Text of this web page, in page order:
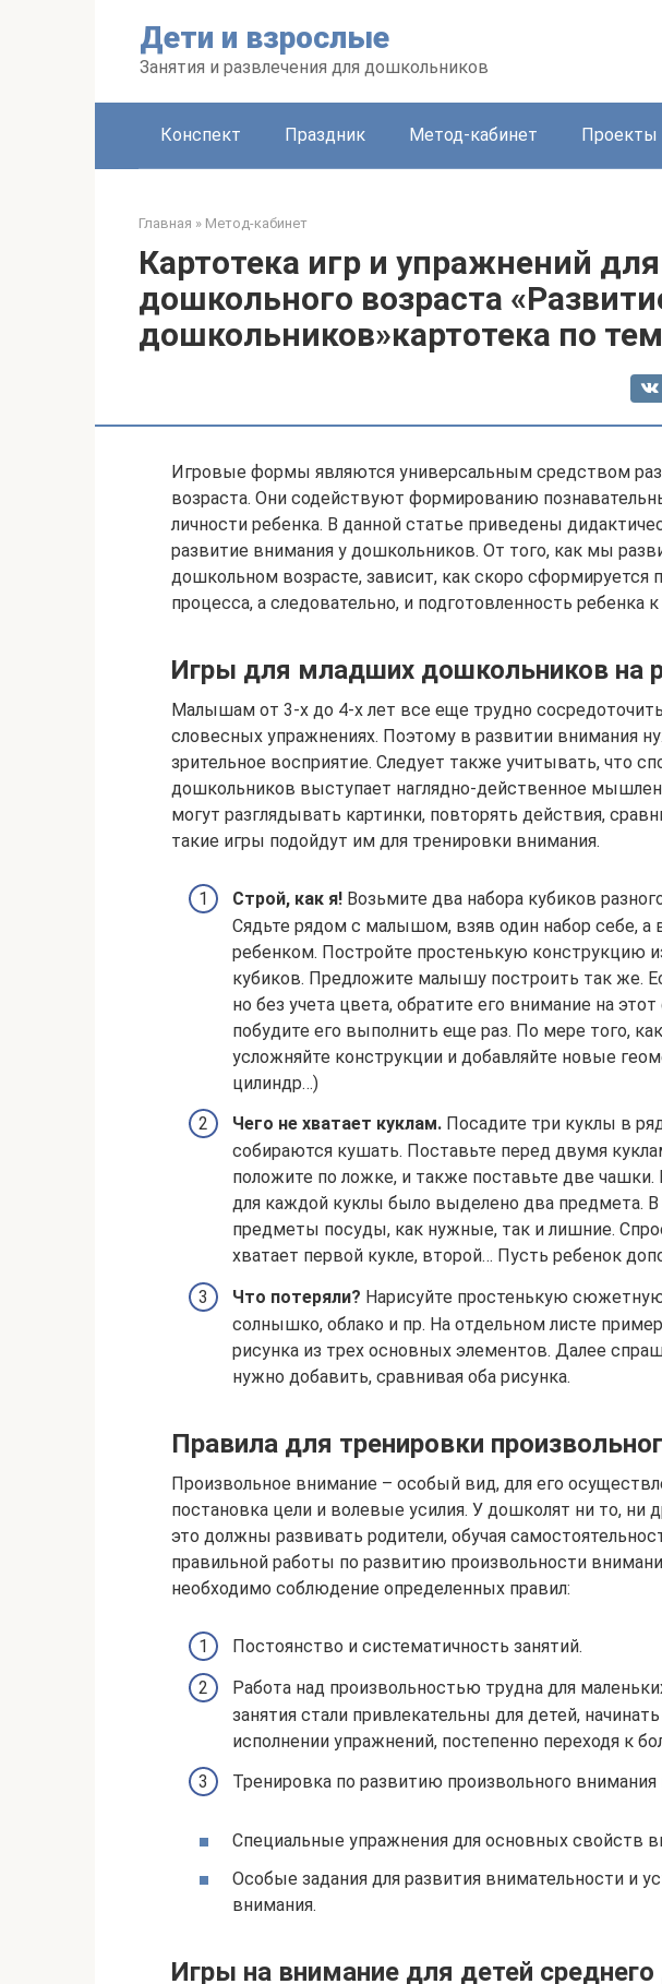
Дети и взрослые
Занятия и развлечения для дошкольников
Конспект Праздник Метод-кабинет Проекты
Главная » Метод-кабинет
Картотека игр и упражнений
дошкольного возраста
дошкольников»картотека по
Игровые формы являются универсальным средством
возраста. Они содействуют формированию
личности ребенка. В данной статье приведены
развитие внимания у дошкольников. От того, как мы
дошкольном возрасте, зависит, как скоро сформируется
процесса, а следовательно, и подготовленность ребенка
Игры для младших дошкольников на
Малышам от 3-х до 4-х лет все еще трудно
словесных упражнениях. Поэтому в развитии внимания
зрительное восприятие. Следует также учитывать, что
дошкольников выступает наглядно-действенное
могут разглядывать картинки, повторять действия,
такие игры подойдут им для тренировки внимания.
Строй, как я! Возьмите два набора кубиков
Сядьте рядом с малышом, взяв один набор себе, а
ребенком. Постройте простенькую конструкцию
кубиков. Предложите малышу построить так же.
но без учета цвета, обратите его внимание на
побудите его выполнить еще раз. По мере того,
усложняйте конструкции и добавляйте новые
цилиндр…)
Чего не хватает куклам. Посадите три куклы в
собираются кушать. Поставьте перед двумя
положите по ложке, и также поставьте две чашки.
для каждой куклы было выделено два предмета.
предметы посуды, как нужные, так и лишние.
хватает первой кукле, второй… Пусть ребенок
Что потеряли? Нарисуйте простенькую
солнышко, облако и пр. На отдельном листе
рисунка из трех основных элементов. Далее
нужно добавить, сравнивая оба рисунка.
Правила для тренировки
Произвольное внимание – особый вид, для его
постановка цели и волевые усилия. У дошколят ни то, ни
это должны развивать родители, обучая
правильной работы по развитию произвольности
необходимо соблюдение определенных правил:
Постоянство и систематичность занятий.
Работа над произвольностью трудна для
занятия стали привлекательны для детей,
исполнении упражнений, постепенно переходя к
Тренировка по развитию произвольного
Специальные упражнения для основных свойств
Особые задания для развития внимательности и
внимания.
Игры на внимание для детей